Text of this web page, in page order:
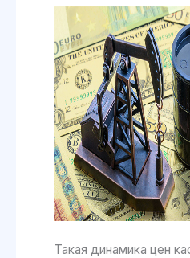
Такая динамика цен